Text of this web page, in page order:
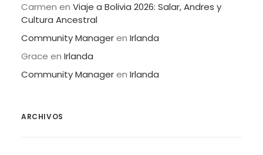
Carmen en Viaje a Bolivia 2026: Salar, Andres y
Cultura Ancestral
Community Manageren Irlanda
Grace en Irlanda
Community Manageren Irlanda
ARCHIVOS